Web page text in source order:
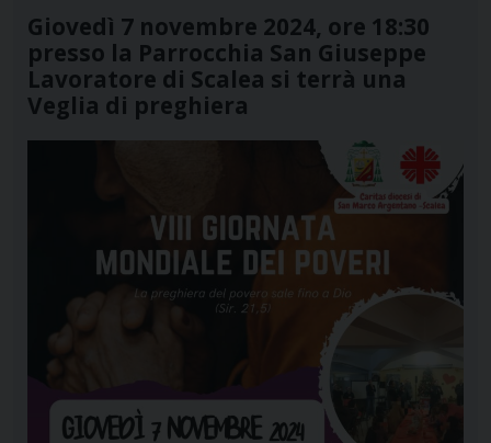
Giovedì 7 novembre 2024, ore 18:30
presso la Parrocchia San Giuseppe
Lavoratore di Scalea si terrà una
Veglia di preghiera